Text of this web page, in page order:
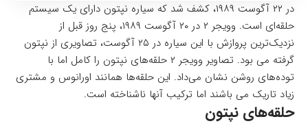
در ۲۲ آگوست ۱۹۸۹، کشف شد که سیاره نپتون دارای یک سیستم
حلقه‌ای است. وویجر ۲ در ۲۰ آگوست ۱۹۸۹، پنج روز قبل از
نزدیک‌ترین پروازش با این سیاره در ۲۵ آگوست، تصاویری از نپتون
گرفته می بود. تصاویر وویجر ۲ حلقه‌های نپتون را کامل اما با
توده‌های روشن نشان می‌داد. این حلقه‌ها همانند اورانوس و مشتری
زیاد تاریک می باشند اما ترکیب آنها ناشناخته است.
حلقه‌های نپتون